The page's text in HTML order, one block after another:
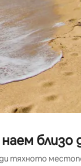
близо
тяхното